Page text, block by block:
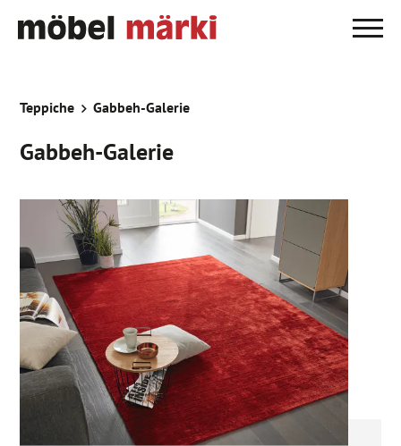
Teppiche Gabbeh-Galerie
Gabbeh-Galerie